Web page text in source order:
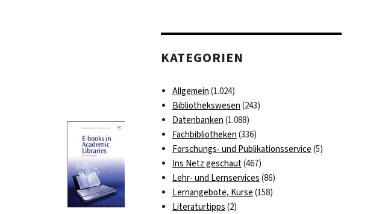
KATEGORIEN
Allgemein (1.024)
Bibliothekswesen (243)
Datenbanken (1.088)
Fachbibliotheken (336)
Forschungs- und Publikationsservice (5)
Ins Netz geschaut(467)
Lehr- und Lernservices (86)
Lernangebote, Kurse (158)
Literaturtipps (2)